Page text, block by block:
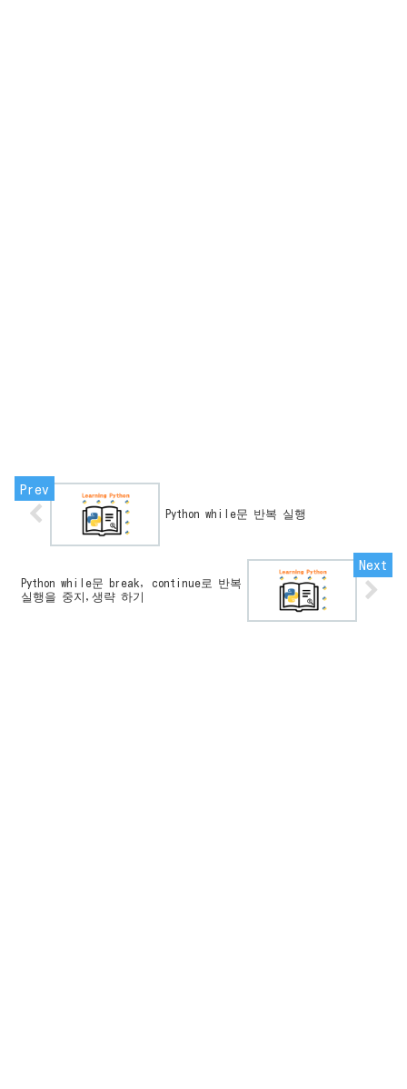
Python while문 반복 실행
Python while문 break, continue로 반복
실행을 중지,생략 하기